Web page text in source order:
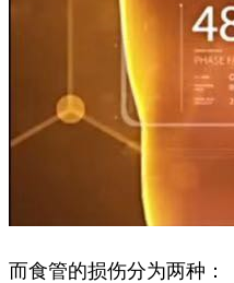
而食管的损伤分为两种：